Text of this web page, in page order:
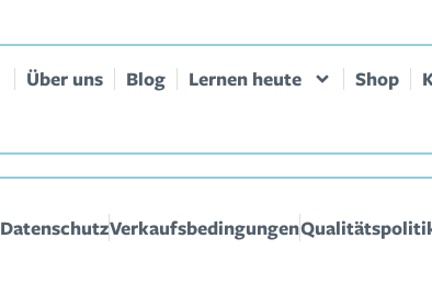
Über uns Blog Lernen heute Shop
DatenschutzVerkaufsbedingungen